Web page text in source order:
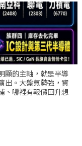
顯的主軸，就是半導
出。大盤氣勢強，資
、哪裡有報價回升想